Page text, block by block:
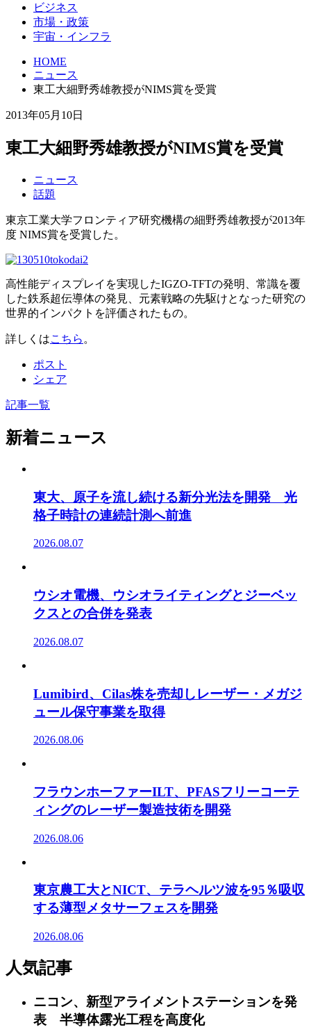
ビジネス
市場・政策
宇宙・インフラ
HOME
ニュース
東工大細野秀雄教授がNIMS賞を受賞
2013年05月10日
東工大細野秀雄教授がNIMS賞を受賞
ニュース
話題
東京工業大学フロンティア研究機構の細野秀雄教授が2013年
度 NIMS賞を受賞した。
高性能ディスプレイを実現したIGZO-TFTの発明、常識を覆
した鉄系超伝導体の発見、元素戦略の先駆けとなった研究の
世界的インパクトを評価されたもの。
詳しくはこちら 。
ポスト
シェア
記事一覧
新着ニュース
東大、原子を流し続ける新分光法を開発 光
格子時計の連続計測へ前進
2026.08.07
ウシオ電機、ウシオライティングとジーベッ
クスとの合併を発表
2026.08.07
Lumibird、Cilas株を売却しレーザー・メガジ
ュール保守事業を取得
2026.08.06
フラウンホーファーILT、PFASフリーコーテ
ィングのレーザー製造技術を開発
2026.08.06
東京農工大とNICT、テラヘルツ波を95％吸収
する薄型メタサーフェスを開発
2026.08.06
人気記事
ニコン、新型アライメントステーションを発
表 半導体露光工程を高度化